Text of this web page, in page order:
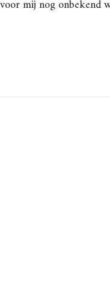
mij nog onbekend